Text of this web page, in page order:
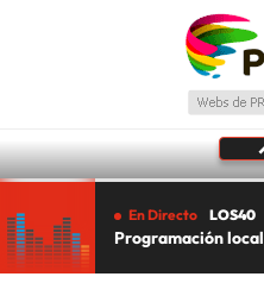
En Directo LOS40
Programación local